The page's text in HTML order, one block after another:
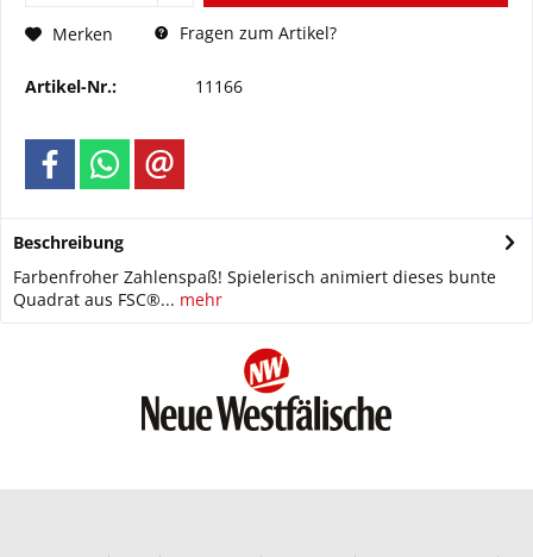
Merken Fragen zum Artikel?
Artikel-Nr.: 11166
Beschreibung
Farbenfroher Zahlenspaß! Spielerisch animiert dieses bunte
Quadrat aus FSC®... mehr